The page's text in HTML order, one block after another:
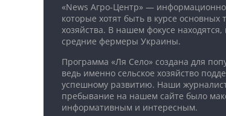
«News Агро-Центр» —
которые хотят быть в курсе основных
хозяйства. В нашем фокусе
средние фермеры Украины.
Программа «Ля Село» создана для
ведь именно сельское хозяйство
успешному развитию. Наши
пребывание на нашем сайте было
информативным и интересным.